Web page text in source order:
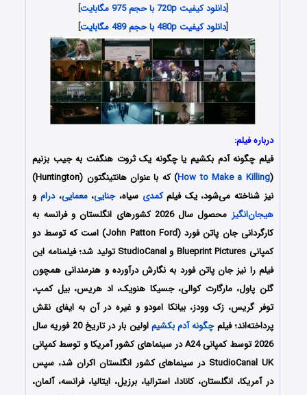
[دانلود کیفیت 720p با حجم 975 مگابایت
]
[دانلود کیفیت 480p با حجم 489 مگابایت ]
درباره فیلم:
فیلم چگونه آدم بکشیم یا چگونه یک ثروت هنگفت به جیب بزنیم
(
How to Make a Killing
) که با عنوان هانتینگتون (Huntington)
نیز شناخته می‌شود، یک فیلمکمدی سیاه،جنایی،معمایی،درام و
هیجان‌انگیز
محصول سال 2026 کشورهای انگلستان و فرانسه به
کارگردانی جان پاتن فورد (John Patton Ford) است که توسط دو
کمپانی‌ Blueprint Pictures و StudioCanal تولید شد؛ فیلمنامه این
فیلم را نیز جان پاتن فورد به نگارش درآورده و هنرمندانی همچون
گلن پاول، مارگارت کوالی، جسیکا هنویک، اد هریس، بیل کمپ،
توفر گریس، زک وودز، بیانکا امودوو غیره در آن به ایفای نقش
پرداخته‌اند؛ فیلمچگونه آدم بکشیم
اولین بار در تاریخ 20 فوریه سال
2026 توسط کمپانی‌ A24 در سینماهای کشور آمریکا و توسط کمپانی
StudioCanal UK در سینماهای کشور انگلستان اکران شد، سپس
در آمریکا، انگلستان، کانادا، استرالیا، برزیل، ایتالیا، فرانسه، آلمان،